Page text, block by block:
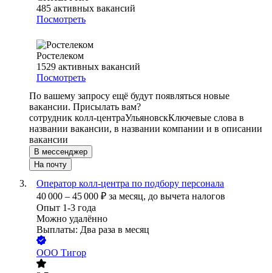
485 активных вакансий
Посмотреть
Ростелеком
1529 активных вакансий
Посмотреть
По вашему запросу ещё будут появляться новые
вакансии. Присылать вам?
сотрудник колл-центраУльяновскКлючевые слова в
названии вакансии, в названии компании и в описании
вакансии
В мессенджер
На почту
Оператор колл-центра по подбору персонала
40 000 – 45 000 ₽ за месяц, до вычета налогов
Опыт 1-3 года
Можно удалённо
Выплаты: Два раза в месяц
ООО Тигор